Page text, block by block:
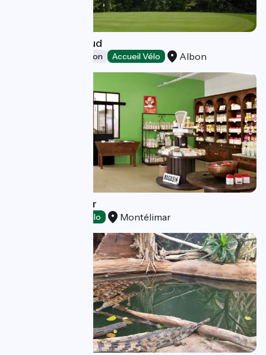
Golf Albon Senaud
Leisure and recreation Accueil Vélo Albon
Le Chaudron d'Or
Accueil Vélo Montélimar